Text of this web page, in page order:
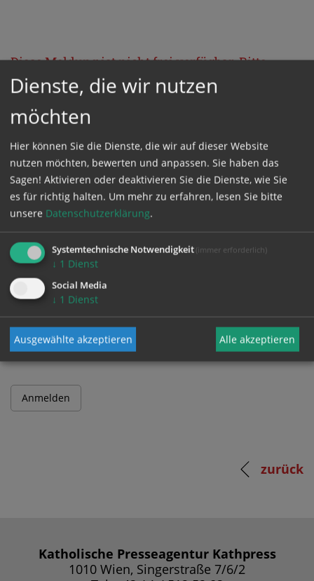
Diese Meldung ist nicht frei verfügbar. Bitte
loggen Sie sich ein, oder bestellen Sie das
GESCHÜTZTER BEREICH
Bitte melden Sie sich mit Ihrem Benutzernamen
und Passwort an.
Benutzername
Passwort
zurück
Katholische Presseagentur Kathpress
1010 Wien, Singerstraße 7/6/2
Dienste, die wir nutzen
möchten
Hier können Sie die Dienste, die wir auf dieser Website
nutzen möchten, bewerten und anpassen. Sie haben das
Sagen! Aktivieren oder deaktivieren Sie die Dienste, wie Sie
es für richtig halten. Um mehr zu erfahren, lesen Sie bitte
unsere Datenschutzerklärung.
Systemtechnische Notwendigkeit (immer erforderlich)
↓ 1 Dienst
Social Media
↓ 1 Dienst
Ausgewählte akzeptieren Alle akzeptieren